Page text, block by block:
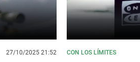
27/10/2025 21:52 CON LOS LÍMITES